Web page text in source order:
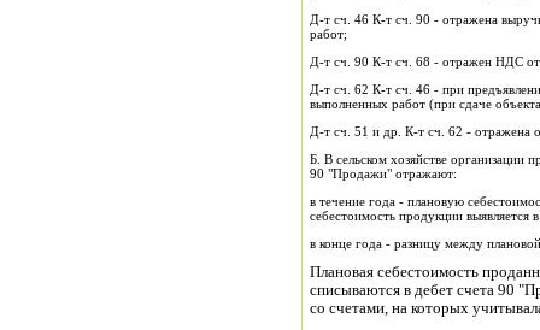
Д-т сч. 46 К-т сч. 90 - отражена
работ;
Д-т сч. 90 К-т сч. 68 - отражен НДС
Д-т сч. 62 К-т сч. 46 - при
выполненных работ (при сдаче
Д-т сч. 51 и др. К-т сч. 62 - отражена
Б. В сельском хозяйстве организации
90 "Продажи" отражают:
в течение года - плановую
себестоимость продукции выявляется
в конце года - разницу между
Плановая себестоимость
списываются в дебет счета 90
со счетами, на которых